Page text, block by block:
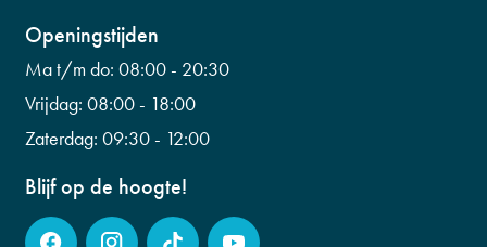
info@fysiogroepwaterland.nl
Wilhelminalaan 56
0299 223 798
info@fysiogroepwaterland.nl
Openingstijden
Ma t/m do: 08:00 - 20:30
Vrijdag: 08:00 - 18:00
Zaterdag: 09:30 - 12:00
Blijf op de hoogte!